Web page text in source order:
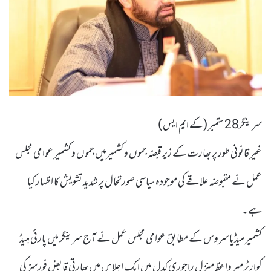
سرینگر28 ستمبر (کے ایم ایس )
غیر قانونی طور پر بھارت کے زیر قبضہ جموں و کشمیرمیں جموں و کشمیر عوامی مجلس
عمل نے مقبوضہ علاقے کی موجودہ سیاسی صورتحال پر شدید تشویش کا اظہار کیا
ہے۔
کشمیر میڈیا سروس کے مطابق عوامی مجلس عمل نے آج سرینگر میں پارٹی ہیڈ